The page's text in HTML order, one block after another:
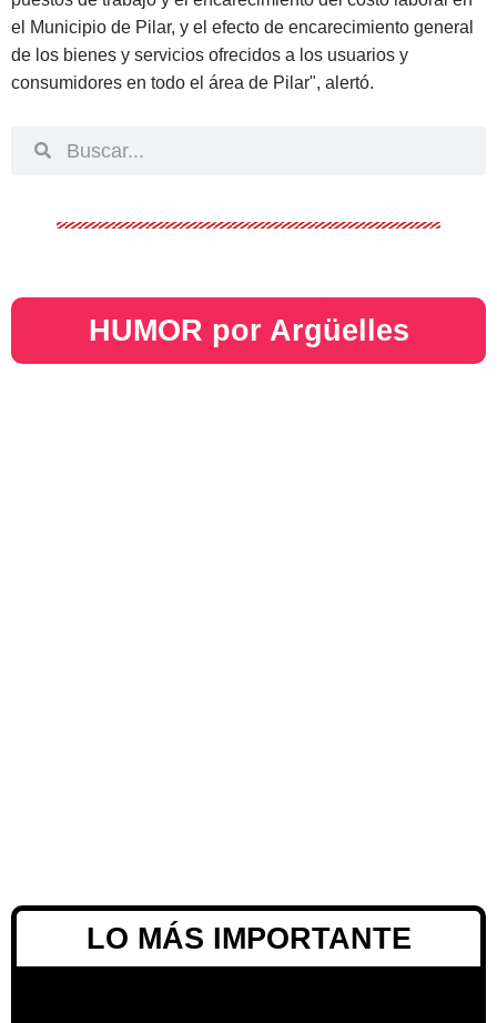
el Municipio de Pilar, y el efecto de encarecimiento general
de los bienes y servicios ofrecidos a los usuarios y
consumidores en todo el área de Pilar", alertó.
HUMOR por Argüelles​
LO MÁS IMPORTANTE